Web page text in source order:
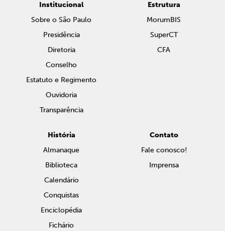
Institucional
Sobre o São Paulo
Presidência
Diretoria
Conselho
Estatuto e Regimento
Ouvidoria
Transparência
Estrutura
MorumBIS
SuperCT
CFA
História
Almanaque
Biblioteca
Calendário
Conquistas
Enciclopédia
Fichário
Contato
Fale conosco!
Imprensa